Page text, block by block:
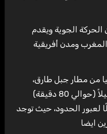
الجوية ويقدم
ومدن أفريقية
من مطار جبل طارق،
ولكنها تستغرق وقتًا أطول قليلاً (حوالي 80 دقيقة)
لعبور الحدود، حيث توجد
ايضا